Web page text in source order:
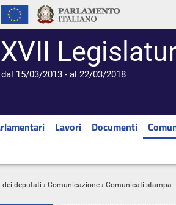
XVII
dal 15/03/2013 - al 22/03/2018
Lavori Documenti
dei deputati › Comunicazione › Comunicati stampa